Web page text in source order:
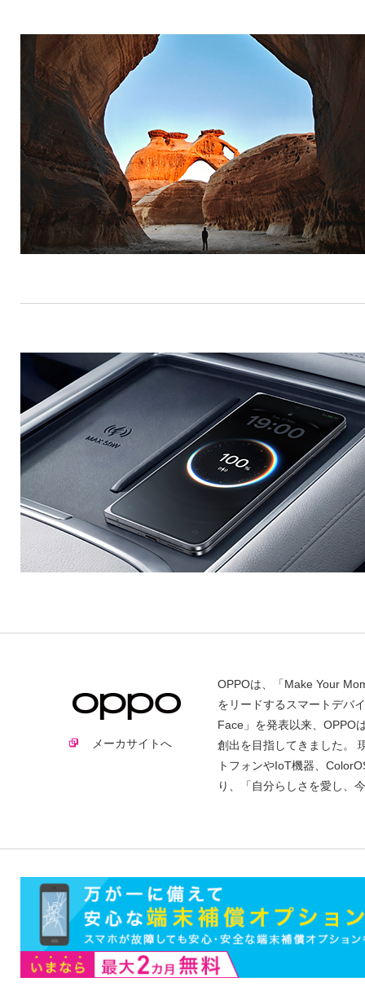
メーカサイトへ
OPPOは、「Make Your
をリードするスマートデバ
Face」を発表以来、OPPO
創出を目指してきました。
トフォンやIoT機器、
り、「自分らしさを愛し、